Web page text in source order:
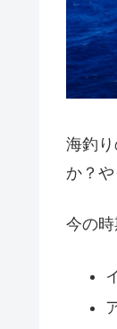
海釣
か？
今の